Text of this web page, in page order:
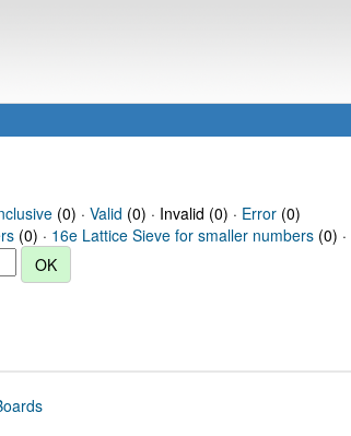
(0) · Valid (0) · Invalid (0) · Error(0)
(0) · 16e Lattice Sieve for smaller numbers (0) ·